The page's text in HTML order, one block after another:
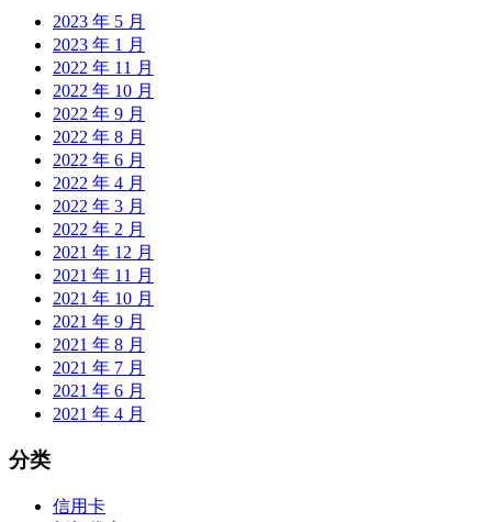
2023 年 5 月
2023 年 1 月
2022 年 11 月
2022 年 10 月
2022 年 9 月
2022 年 8 月
2022 年 6 月
2022 年 4 月
2022 年 3 月
2022 年 2 月
2021 年 12 月
2021 年 11 月
2021 年 10 月
2021 年 9 月
2021 年 8 月
2021 年 7 月
2021 年 6 月
2021 年 4 月
分类
信用卡